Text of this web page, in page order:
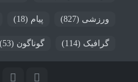
ورزشی (827) پیام (18)
گرافیک (114) گوناگون (53)